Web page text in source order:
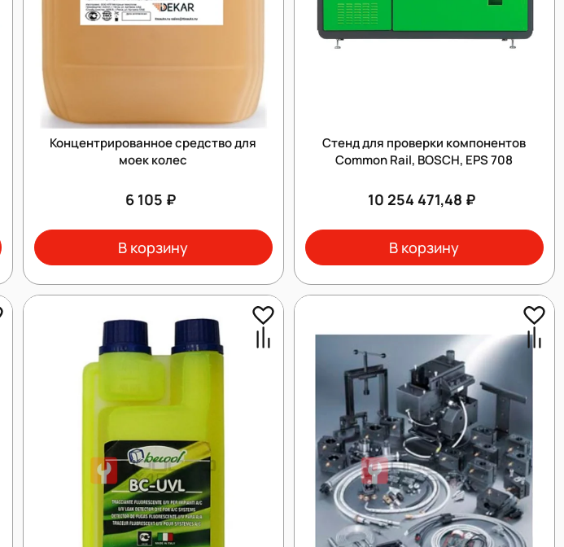
Концентрированное средство для
моек колес
6 105 ₽
В корзину
Стенд для проверки компонентов
Common Rail, BOSCH, EPS 708
10 254 471,48 ₽
В корзину